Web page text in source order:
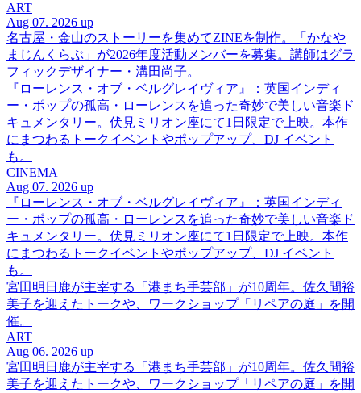
ART
Aug 07. 2026 up
名古屋・金山のストーリーを集めてZINEを制作。「かなや
まじんくらぶ」が2026年度活動メンバーを募集。講師はグラ
フィックデザイナー・溝田尚子。
『ローレンス・オブ・ベルグレイヴィア』：英国インディ
ー・ポップの孤高・ローレンスを追った奇妙で美しい音楽ド
キュメンタリー。伏見ミリオン座にて1日限定で上映。本作
にまつわるトークイベントやポップアップ、DJ イベント
も。
CINEMA
Aug 07. 2026 up
『ローレンス・オブ・ベルグレイヴィア』：英国インディ
ー・ポップの孤高・ローレンスを追った奇妙で美しい音楽ド
キュメンタリー。伏見ミリオン座にて1日限定で上映。本作
にまつわるトークイベントやポップアップ、DJ イベント
も。
宮田明日鹿が主宰する「港まち手芸部」が10周年。佐久間裕
美子を迎えたトークや、ワークショップ「リペアの庭」を開
催。
ART
Aug 06. 2026 up
宮田明日鹿が主宰する「港まち手芸部」が10周年。佐久間裕
美子を迎えたトークや、ワークショップ「リペアの庭」を開